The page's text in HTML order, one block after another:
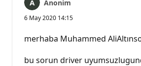
Anonim
6 May 2020 14:15
merhaba Muhammed
bu sorun driver